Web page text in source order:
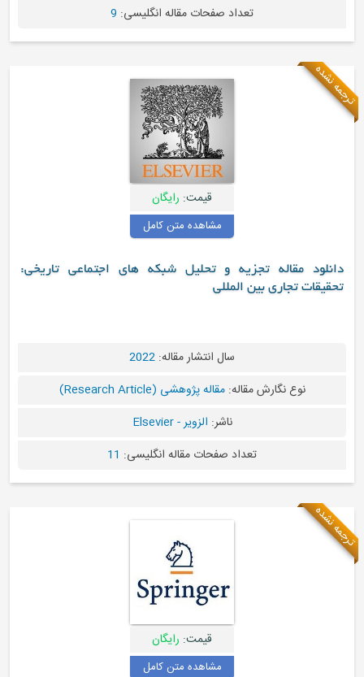
تعداد صفحات مقاله انگلیسی:9
نشده
قیمت:رایگان
مشاهده متن کامل
دانلود مقاله تجزیه و تحلیل شبکه های اجتماعی تاریخی:
تحقیقات تجاری بین المللی
سال انتشار مقاله:2022
نوع نگارش مقاله:مقاله پژوهشی (Research Article)
ناشر:الزویر - Elsevier
تعداد صفحات مقاله انگلیسی:11
نشده
قیمت:رایگان
مشاهده متن کامل